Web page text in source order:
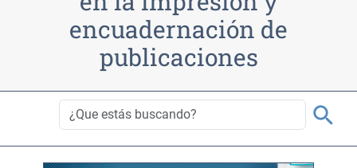
encuadernación de
publicaciones
search